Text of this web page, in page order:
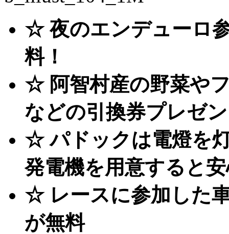
☆ 夜のエンデューロ
料！
☆ 阿智村産の野菜や
などの引換券プレゼ
☆ パドックは電燈を
発電機を用意すると
☆ レースに参加した
が無料